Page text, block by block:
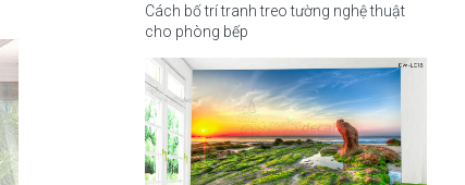
Cách bố trí tranh treo tường nghệ thuật
cho phòng bếp